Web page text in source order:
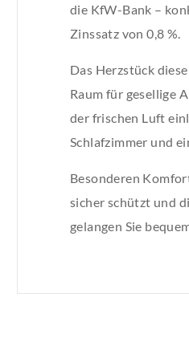
die KfW-Bank –
Zinssatz von 0,8 %.
Das Herzstück
Raum für gesellige
der frischen Luft
Schlafzimmer und
Besonderen
sicher schützt und
gelangen Sie